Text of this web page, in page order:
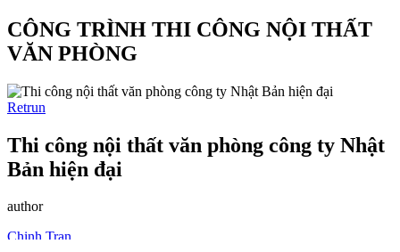
CÔNG TRÌNH THI CÔNG NỘI THẤT
VĂN PHÒNG
Retrun
Thi công nội thất văn phòng công ty Nhật
Bản hiện đại
author
Chinh Tran